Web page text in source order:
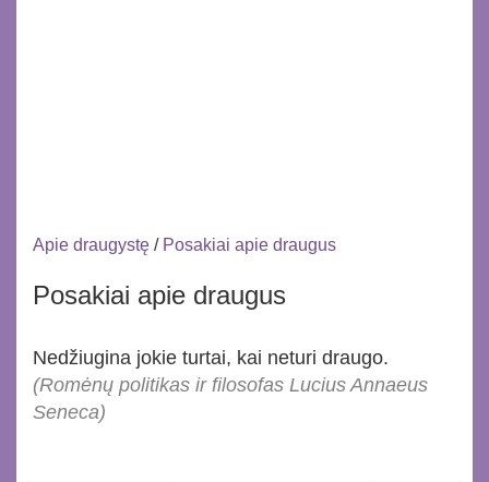
Apie draugystę / Posakiai apie draugus
Posakiai apie draugus
Nedžiugina jokie turtai, kai neturi draugo.
(Romėnų politikas ir filosofas Lucius Annaeus
Seneca)